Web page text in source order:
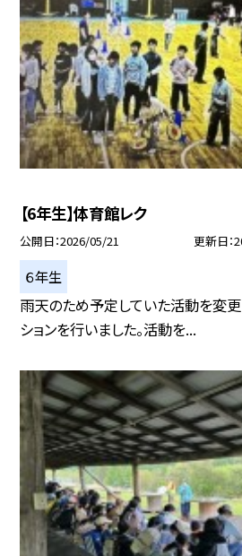
【6年生】体育館レク
公開日 2026/05/21 更新日
６年生
雨天のため予定していた活動を変更
ションを行いました。活動を...